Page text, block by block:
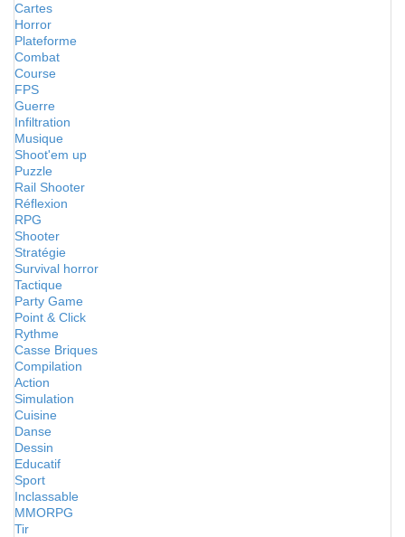
Cartes
Horror
Plateforme
Combat
Course
FPS
Guerre
Infiltration
Musique
Shoot'em up
Puzzle
Rail Shooter
Réflexion
RPG
Shooter
Stratégie
Survival horror
Tactique
Party Game
Point & Click
Rythme
Casse Briques
Compilation
Action
Simulation
Cuisine
Danse
Dessin
Educatif
Sport
Inclassable
MMORPG
Tir